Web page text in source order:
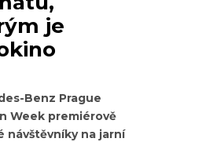
je
Benz Prague
Week premiérově
návštěvníky na jarní